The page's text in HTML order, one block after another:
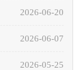
2026-06-20
2026-06-07
2026-05-25